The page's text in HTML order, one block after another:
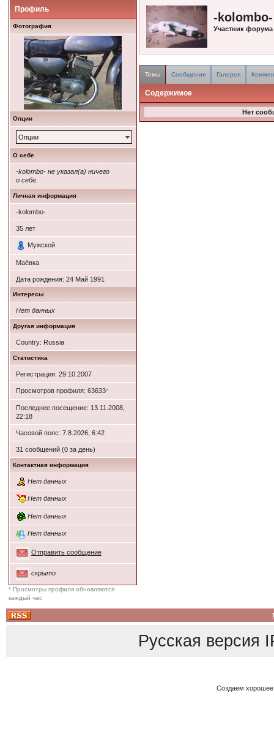
Профиль
Фотография
Опции
Опции
О себе
-kolombo- не указал(а) ничего
о себе.
Личная информация
-kolombo-
35 лет
Мужской
Маёвка
Дата рождения: 24 Май 1991
Интересы
Нет данных
Другая информация
Country: Russia
Статистика
Регистрация: 29.10.2007
Просмотров профиля: 63633*
Последнее посещение: 13.11.2008,
22:18
Часовой пояс: 7.8.2026, 6:42
31 сообщений (0 за день)
Контактная информация
Нет данных
Нет данных
Нет данных
Нет данных
Отправить сообщение
скрыто
* Просмотры профиля обновляются
каждый час
-kolombo-
Участник форума
Темы Сообщения Галерея
Содержимое
Нет
Русская версия
Создаем